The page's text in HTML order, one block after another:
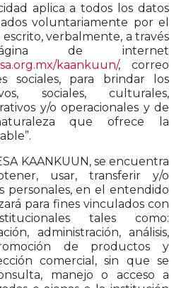
aplica a todos los datos
voluntariamente por el
escrito, verbalmente, a través
de internet
kaankuun/, correo
sociales, para brindar los
sociales, culturales,
y/o operacionales y de
que ofrece la
KAANKUUN, se encuentra
usar, transferir y/o
personales, en el entendido
para fines vinculados con
tales como:
administración, análisis,
de productos y
comercial, sin que se
manejo o acceso a